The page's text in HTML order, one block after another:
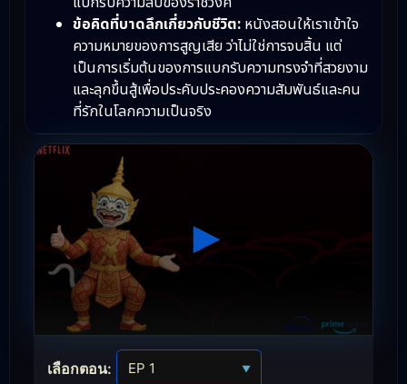
ข้อคิดที่บาดลึกเกี่ยวกับชีวิต: หนังสอนให้เราเข้าใจ
ความหมายของการสูญเสีย ว่าไม่ใช่การจบสิ้น แต่
เป็นการเริ่มต้นของการแบกรับความทรงจำที่สวยงาม
และลุกขึ้นสู้เพื่อประคับประคองความสัมพันธ์และคน
ที่รักในโลกความเป็นจริง
เลือกตอน: ▼